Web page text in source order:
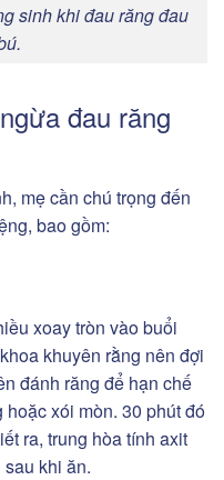
sinh khi đau răng đau
đau răng
mẹ cần chú trọng đến
bao gồm:
xoay tròn vào buổi
khuyên rằng nên đợi
đánh răng để hạn chế
xói mòn. 30 phút đó
ra, trung hòa tính axit
khi ăn.